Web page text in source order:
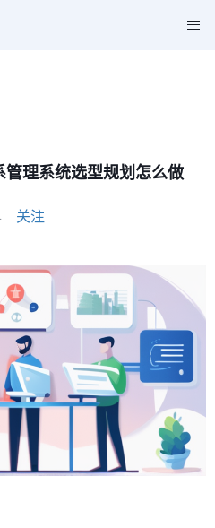
理系统选型规划怎么做
关注